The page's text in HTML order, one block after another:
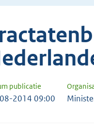
publicatie
2014 09:00